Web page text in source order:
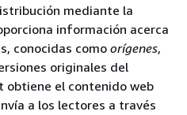
mediante la
información acerca
conocidas comoorígenes,
originales del
obtiene el contenido web
a los lectores a través